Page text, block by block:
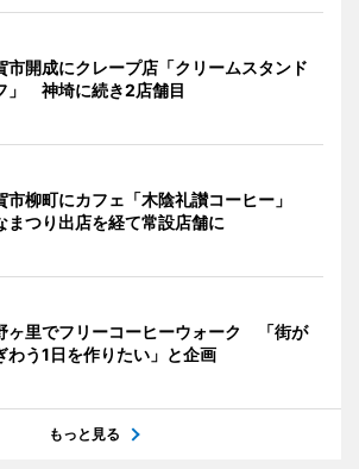
市開成にクレープ店「クリームスタンド
」 神埼に続き2店舗目
市柳町にカフェ「木陰礼讃コーヒー」
まつり出店を経て常設店舗に
ヶ里でフリーコーヒーウォーク 「街が
わう1日を作りたい」と企画
もっと見る